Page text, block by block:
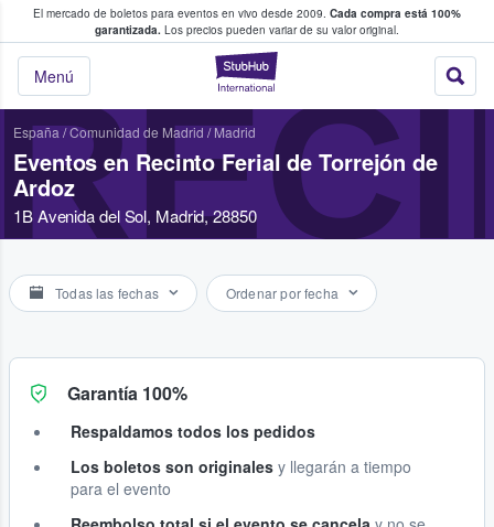
El mercado de boletos para eventos en vivo desde 2009. Cada compra está 100%
garantizada. Los precios pueden variar de su valor original.
StubHub: donde
Menú
fans compran y venden boletos
España/Comunidad de Madrid/Madrid
Eventos en Recinto Ferial de Torrejón de
Ardoz
1B Avenida del Sol, Madrid, 28850
Todas las fechas Ordenar por fecha
Garantía 100%
Respaldamos todos los pedidos
Los boletos son originales y llegarán a tiempo
para el evento